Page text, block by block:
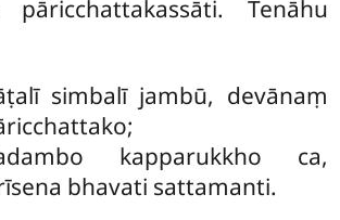
pāricchattakassāti. Tenāhu
simbalī jambū, devānaṃ
kapparukkho ca,
bhavati sattamanti.